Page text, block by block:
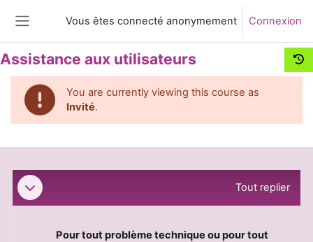
Vous êtes connecté anonymement Connexion
Assistance aux utilisateurs
You are currently viewing this course as
Invité.
Replier Tout replier
Pour tout problème technique ou pour tout